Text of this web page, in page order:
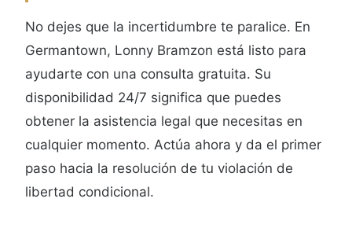
No dejes que la incertidumbre te paralice. En
Germantown, Lonny Bramzon está listo para
ayudarte con una consulta gratuita. Su
disponibilidad 24/7 significa que puedes
obtener la asistencia legal que necesitas en
cualquier momento. Actúa ahora y da el primer
paso hacia la resolución de tu violación de
libertad condicional.